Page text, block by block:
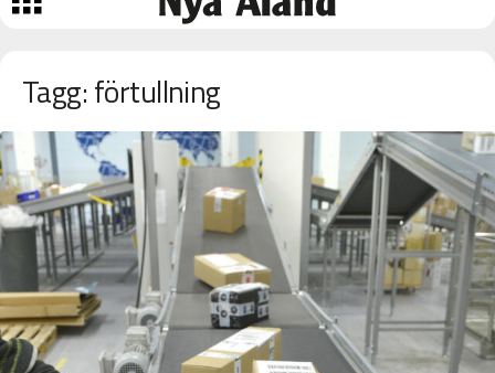
Tagg: förtullning